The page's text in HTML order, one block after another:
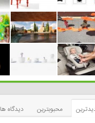
محبوبترین دیدگاه ها